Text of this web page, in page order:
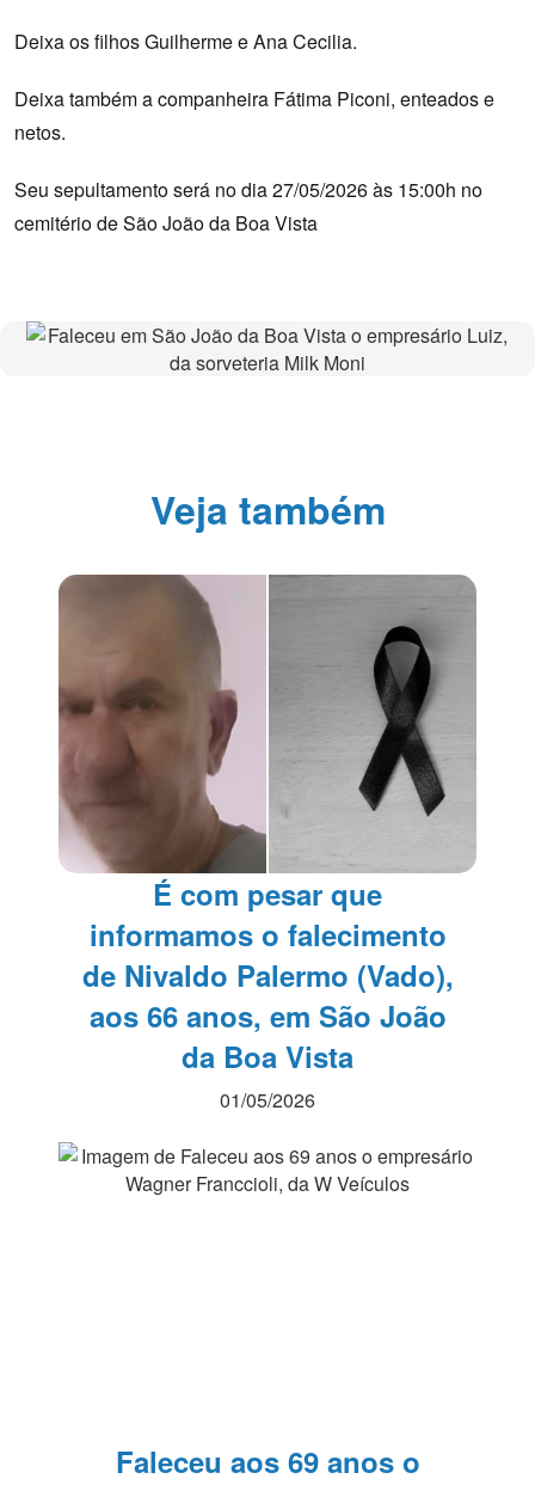
Deixa os filhos Guilherme e Ana Cecilia.
Deixa também a companheira Fátima Piconi, enteados e
netos.
Seu sepultamento será no dia 27/05/2026 às 15:00h no
cemitério de São João da Boa Vista
Veja também
É com pesar que
informamos o falecimento
de Nivaldo Palermo (Vado),
aos 66 anos, em São João
da Boa Vista
01/05/2026
Faleceu aos 69 anos o